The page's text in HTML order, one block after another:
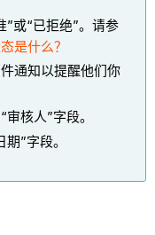
”或“已拒绝”。请参
是什么？
通知以提醒他们你
核人”字段。
”字段。